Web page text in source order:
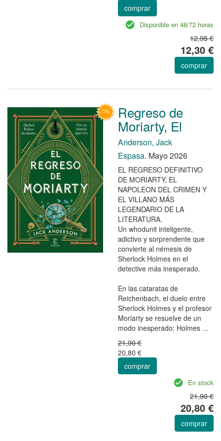
comprar
Disponible en 48/72 horas
12,95 €
12,30 €
comprar
Regreso de
Moriarty, El
Anderson, Jack
Espasa. Mayo 2026
EL REGRESO DEFINITIVO
DE MORIARTY, EL
NAPOLEON DEL CRIMEN Y
EL VILLANO MÁS
LEGENDARIO DE LA
LITERATURA.
Un whodunit inteligente,
adictivo y sorprendente que
convierte al némesis de
Sherlock Holmes en el
detective más inesperado.
En las cataratas de
Reichenbach, el duelo entre
Sherlock Holmes y el profesor
Moriarty se resuelve de un
modo inesperado: Holmes ...
21,90 €
20,80 €
comprar
En stock
21,90 €
20,80 €
comprar